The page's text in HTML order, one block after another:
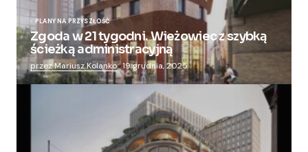
PLANY NA PRZYSZŁOŚĆ
Zgoda w 21 tygodni. Wieżowiec z szybką
ścieżką administracyjną
przez Mariusz Kolanko 19 grudnia, 2025